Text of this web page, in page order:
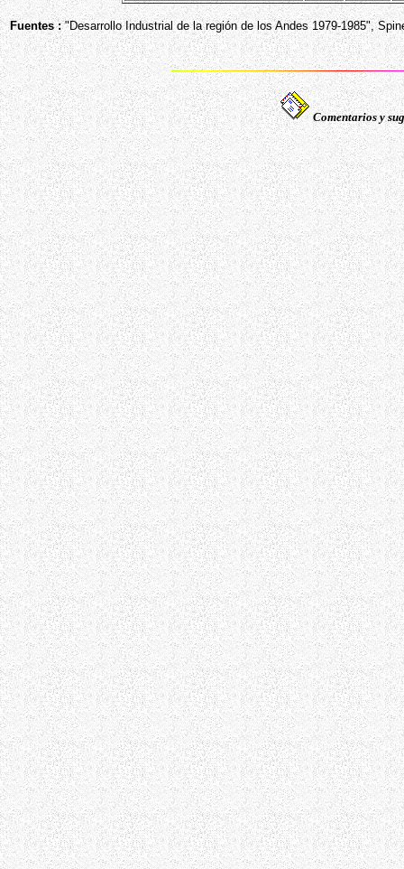
Fuentes : "Desarrollo Industrial de la región de los Andes 1979-1985",
Comentarios y